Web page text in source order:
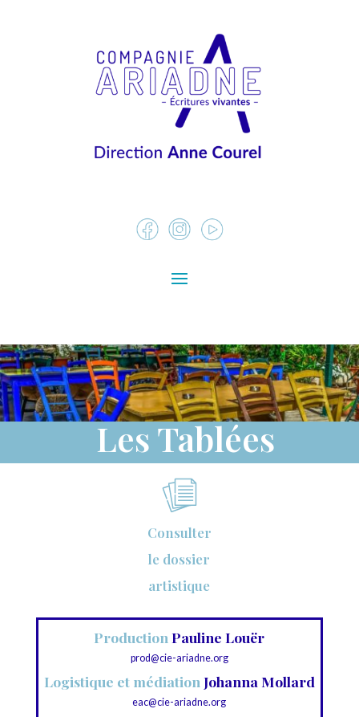
Les Tablées
Consulter
le dossier
artistique
ProductionPauline Louër
prod@cie-ariadne.org
Logistique et médiation Johanna Mollard
eac@cie-ariadne.org